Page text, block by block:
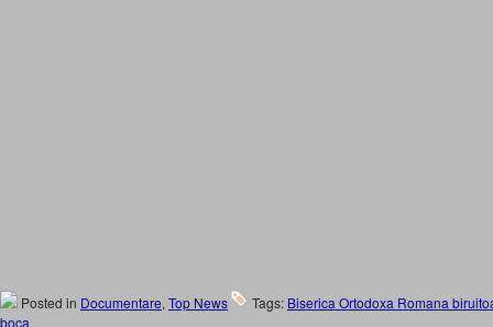
Posted in Documentare, Top News Tags: Biserica Ortodoxa Romana
boca